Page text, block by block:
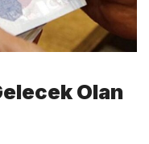
Olan